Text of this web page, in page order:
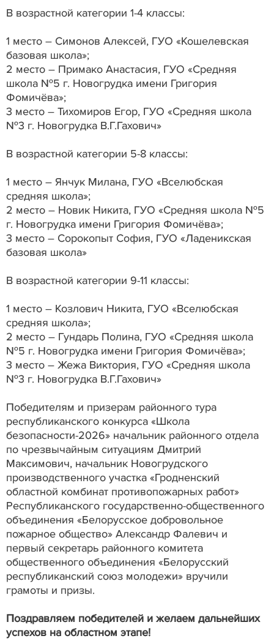
В возрастной категории 1-4 классы:
1 место – Симонов Алексей, ГУО «Кошелевская
базовая школа»;
2 место – Примако Анастасия, ГУО «Средняя
школа №5 г. Новогрудка имени Григория
Фомичёва»;
3 место – Тихомиров Егор, ГУО «Средняя школа
№3 г. Новогрудка В.Г.Гахович»
В возрастной категории 5-8 классы:
1 место – Янчук Милана, ГУО «Вселюбская
средняя школа»;
2 место – Новик Никита, ГУО «Средняя школа №5
г. Новогрудка имени Григория Фомичёва»;
3 место – Сорокопыт София, ГУО «Ладеникская
базовая школа»
В возрастной категории 9-11 классы:
1 место – Козлович Никита, ГУО «Вселюбская
средняя школа»;
2 место – Гундарь Полина, ГУО «Средняя школа
№5 г. Новогрудка имени Григория Фомичёва»;
3 место – Жежа Виктория, ГУО «Средняя школа
№3 г. Новогрудка В.Г.Гахович»
Победителям и призерам районного тура
республиканского конкурса «Школа
безопасности-2026» начальник районного отдела
по чрезвычайным ситуациям Дмитрий
Максимович, начальник Новогрудского
производственного участка «Гродненский
областной комбинат противопожарных работ»
Республиканского государственно-общественного
объединения «Белорусское добровольное
пожарное общество» Александр Фалевич и
первый секретарь районного комитета
общественного объединения «Белорусский
республиканский союз молодежи» вручили
грамоты и призы.
Поздравляем победителей и желаем дальнейших
успехов на областном этапе!